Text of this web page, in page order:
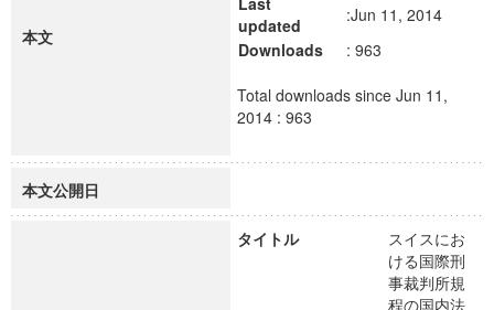
本文
updated
:Jun 11, 2014
Downloads
: 963
Total downloads since Jun 11,
2014 : 963
本文公開日
タイトル
スイスにお
ける国際刑
事裁判所規
程の国内法